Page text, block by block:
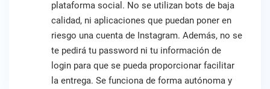
plataforma social. No se utilizan bots de baja
calidad, ni aplicaciones que puedan poner en
riesgo una cuenta de Instagram. Además, no se
te pedirá tu password ni tu información de
login para que se pueda proporcionar facilitar
la entrega. Se funciona de forma autónoma y